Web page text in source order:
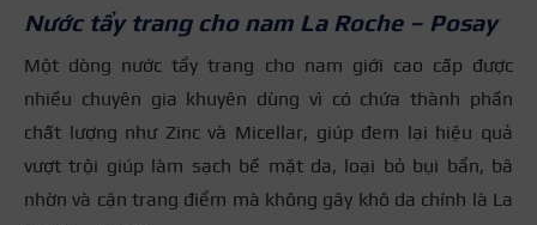
Nước tẩy trang cho nam La Roche – Posay
Một dòng nước tẩy trang cho nam giới cao cấp được
nhiều chuyên gia khuyên dùng vì có chứa thành phần
chất lượng như Zinc và Micellar, giúp đem lại hiệu quả
vượt trội giúp làm sạch bề mặt da, loại bỏ bụi bẩn, bã
nhờn và cặn trang điểm mà không gây khô da chính là La